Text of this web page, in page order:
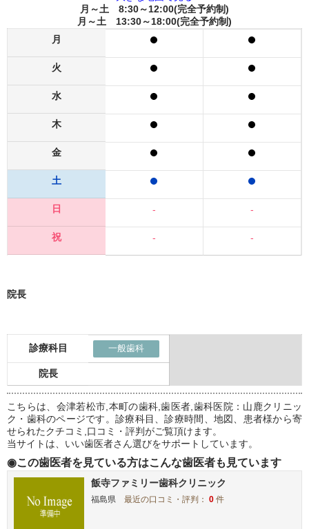
月～土 8:30～12:00(完全予約制)
月～土 13:30～18:00(完全予約制)
月
火
水
木
金
土
日
祝
-
-
-
-
院長
診療科目 一般歯科
院長
こちらは、会津若松市,本町の歯科,歯医者,歯科医院：山鹿クリニッ
ク・歯科のページです。診療科目、診療時間、地図、患者様から寄
せられたクチコミ,口コミ・評判がご覧頂けます。
当サイトは、いい歯医者さん選びをサポートしています。
◉この歯医者を見ている方はこんな歯医者も見ています
飯寺ファミリー歯科クリニック
福島県 最近の口コミ・評判：0 件